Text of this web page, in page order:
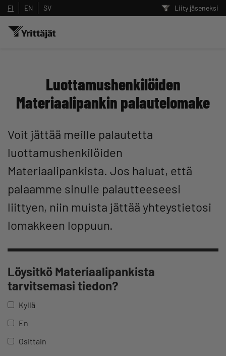
Liity jäseneksi
FI EN SV
Luottamushenkilöiden
Materiaalipankin palautelomake
Voit jättää meille palautetta
luottamushenkilöiden
Materiaalipankista. Jos haluat, että
palaamme sinulle palautteeseesi
liittyen, niin muista jättää yhteystietosi
lomakkeen loppuun.
Löysitkö Materiaalipankista
tarvitsemasi tiedon?
Kyllä
En
Osittain
Yrittäjien tekoälyltä
Suodata hakutuloksia: näytä kaikki sisältö